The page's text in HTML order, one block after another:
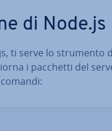
di Node.js
ti serve lo strumento
i pacchetti del